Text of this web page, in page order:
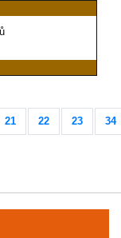
21 22 23 34